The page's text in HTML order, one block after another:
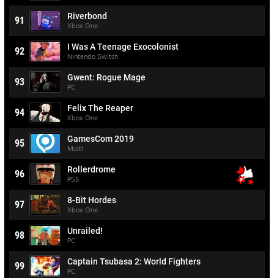
91 Riverbond
Xbox One
92 I Was A Teenage Exocolonist
Nintendo Switch
93 Gwent: Rogue Mage
PC
94 Felix The Reaper
Xbox One
95 GamesCom 2019
Multi
96 Rollerdrome
PS5
97 8-Bit Hordes
Xbox One
98 Unrailed!
PC
99 Captain Tsubasa 2: World Fighters
PC